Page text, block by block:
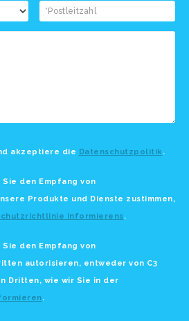
akzeptiere die Datenschutzpolitik .
den Empfang von
Produkte und Dienste zustimmen,
informierens.
den Empfang von
autorisieren, entweder von C3
Dritten, wie wir Sie in der
.